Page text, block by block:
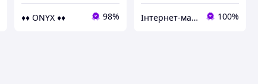
♦♦ ONYX ♦♦ 98% Інтернет-магазин «Івушка» Текстильні вироби для домашнього затишку 100%